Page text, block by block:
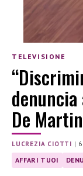
TELEVISIONE
De
LUCREZIA CIOTTI |
AFFARI TUOI